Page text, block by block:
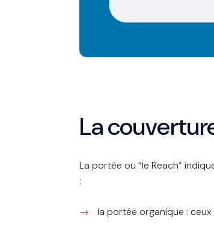
La
La portée ou “le Reach”
:
la portée organique :